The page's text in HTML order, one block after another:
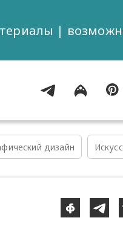
|
дизайн